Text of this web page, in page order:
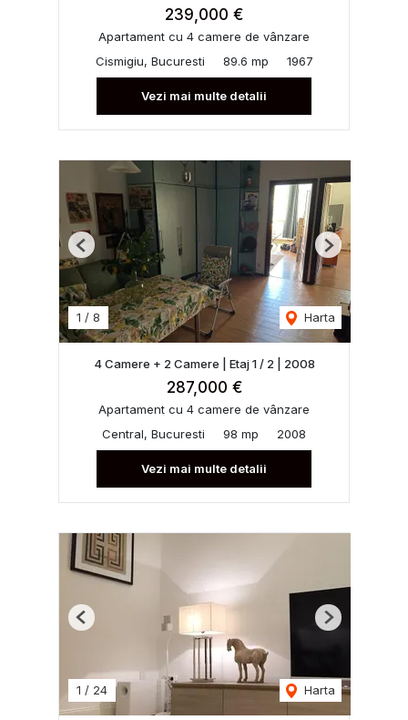
239,000 €
Apartament cu 4 camere de vânzare
Cismigiu, Bucuresti
89.6 mp 1967
Vezi mai multe detalii
1 / 8 Harta
Previous Next
4 Camere + 2 Camere | Etaj 1 / 2 | 2008
287,000 €
Apartament cu 4 camere de vânzare
Central, Bucuresti
98 mp 2008
Vezi mai multe detalii
1 / 24 Harta
Previous Next